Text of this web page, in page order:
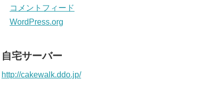
コメントフィード
WordPress.org
自宅サーバー
http://cakewalk.ddo.jp/